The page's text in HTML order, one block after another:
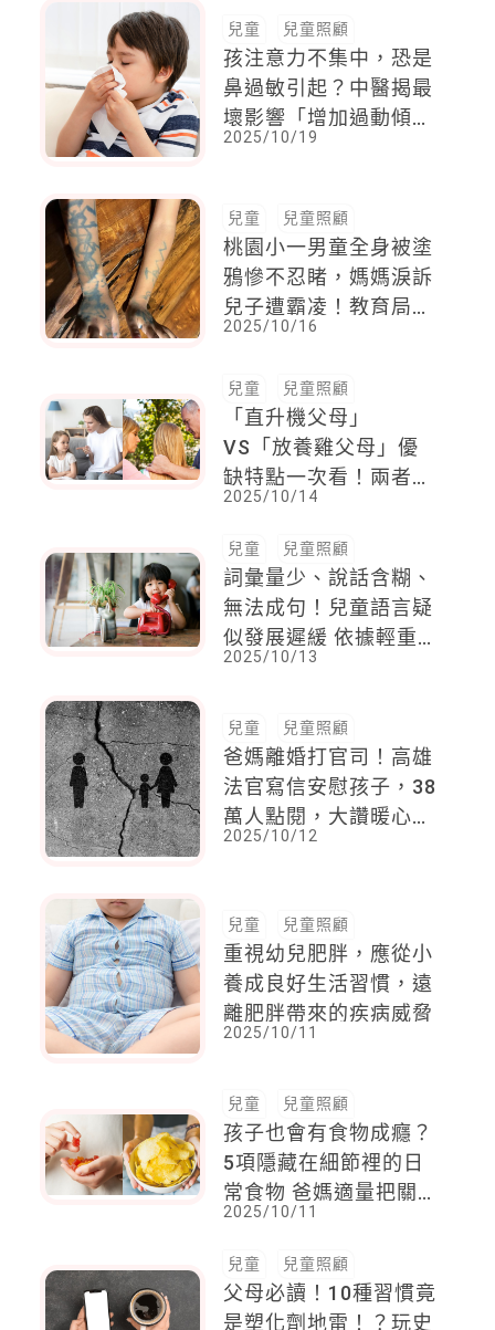
兒童 兒童照顧
孩注意力不集中，恐是
鼻過敏引起？中醫揭最
壞影響「增加過動傾
向」
2025/10/19
兒童 兒童照顧
桃園小一男童全身被塗
鴉慘不忍睹，媽媽淚訴
兒子遭霸凌！教育局調
查揭露真相，結局令人
2025/10/16
兒童 兒童照顧
「直升機父母」
VS「放養雞父母」優
缺特點一次看！兩者一
起參考權衡，找出最溫
和的教育模式
2025/10/14
兒童 兒童照顧
詞彙量少、說話含糊、
無法成句！兒童語言疑
似發展遲緩 依據輕重
程度尋求5大方案建議
2025/10/13
兒童 兒童照顧
爸媽離婚打官司！高雄
法官寫信安慰孩子，38
萬人點閱，大讚暖心，
守護孩子的尊嚴與安全
2025/10/12
兒童 兒童照顧
重視幼兒肥胖，應從小
養成良好生活習慣，遠
離肥胖帶來的疾病威脅
2025/10/11
兒童 兒童照顧
孩子也會有食物成癮？
5項隱藏在細節裡的日
常食物 爸媽適量把關
孩子嚐多必走鐘
2025/10/11
兒童 兒童照顧
父母必讀！10種習慣竟
是塑化劑地雷！？玩史